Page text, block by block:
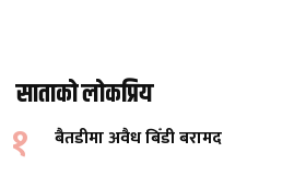
साताको लोकप्रिय
१ बैतडीमा अवैध बिँडी बरामद